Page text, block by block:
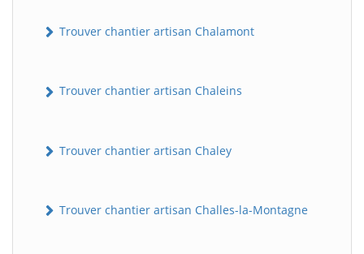
Trouver chantier artisan Chalamont
Trouver chantier artisan Chaleins
Trouver chantier artisan Chaley
Trouver chantier artisan Challes-la-Montagne